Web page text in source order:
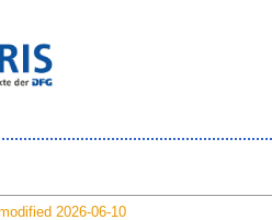
2026-06-10